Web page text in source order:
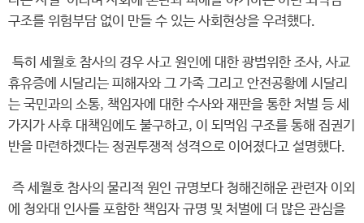
구조를 위험부담 없이 만들 수 있는 사회현상을 우려했다.
특히 세월호 참사의 경우 사고 원인에 대한 광범위한 조사, 사교
휴유증에 시달리는 피해자와 그 가족 그리고 안전공황에 시달리
는 국민과의 소통, 책임자에 대한 수사와 재판을 통한 처벌 등 세
가지가 사후 대책임에도 불구하고, 이 되먹임 구조를 통해 집권기
반을 마련하겠다는 정권투쟁적 성격으로 이어졌다고 설명했다.
즉 세월호 참사의 물리적 원인 규명보다 청해진해운 관련자 이외
에 청와대 인사를 포함한 책임자 규명 및 처벌에 더 많은 관심을